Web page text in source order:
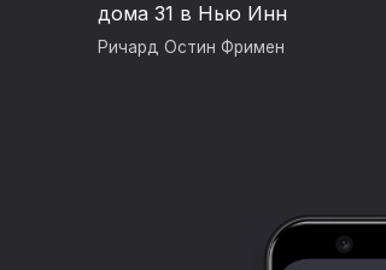
дома 31 в Нью Инн
Ричард Остин Фримен